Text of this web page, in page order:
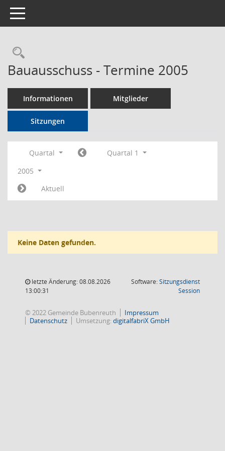
Toggle navigation
Rechercheauswahl
Bauausschuss - Termine 2005
Informationen Mitglieder
Sitzungen
Quartal
Quartal 1
2005
Aktuell
Keine Daten gefunden.
letzte Änderung: 08.08.2026
13:00:31
Software:Sitzungsdienst
Session(Wird in
© 2022 Gemeinde Bubenreuth
Impressum
Datenschutz
Umsetzung:digitalfabriX GmbH